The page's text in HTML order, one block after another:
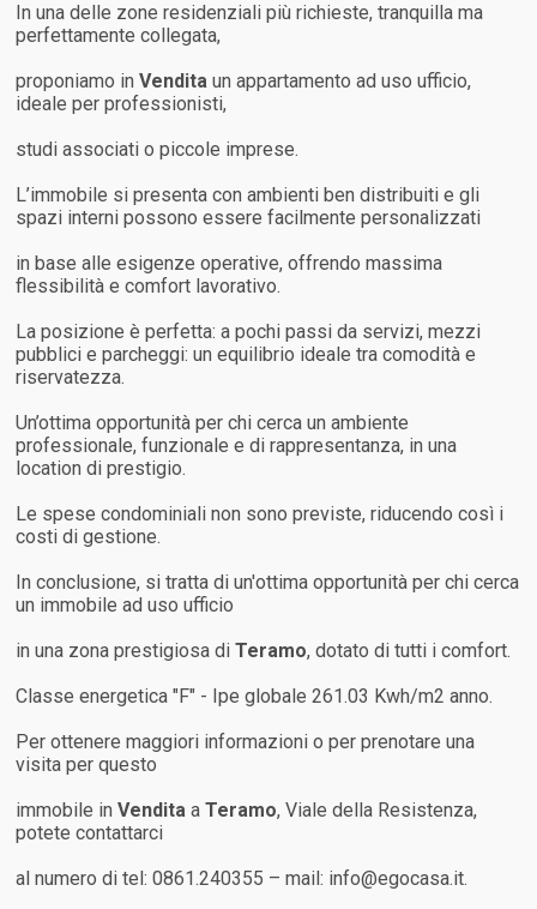
In una delle zone residenziali più richieste, tranquilla ma
perfettamente collegata,
proponiamo inVendita un appartamento ad uso ufficio,
ideale per professionisti,
studi associati o piccole imprese.
L’immobile si presenta con ambienti ben distribuiti e gli
spazi interni possono essere facilmente personalizzati
in base alle esigenze operative, offrendo massima
flessibilità e comfort lavorativo.
La posizione è perfetta: a pochi passi da servizi, mezzi
pubblici e parcheggi: un equilibrio ideale tra comodità e
riservatezza.
Un’ottima opportunità per chi cerca un ambiente
professionale, funzionale e di rappresentanza, in una
location di prestigio.
Le spese condominiali non sono previste, riducendo così i
costi di gestione.
In conclusione, si tratta di un'ottima opportunità per chi cerca
un immobile ad uso ufficio
in una zona prestigiosa diTeramo, dotato di tutti i comfort.
Classe energetica "F" - Ipe globale 261.03 Kwh/m2 anno.
Per ottenere maggiori informazioni o per prenotare una
visita per questo
immobile inVendita aTeramo, Viale della Resistenza,
potete contattarci
al numero di tel: 0861.240355 – mail: info@egocasa.it.